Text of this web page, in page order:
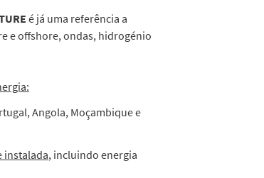
é já uma referência a
e offshore, ondas, hidrogénio
Angola, Moçambique e
instalada, incluindo energia